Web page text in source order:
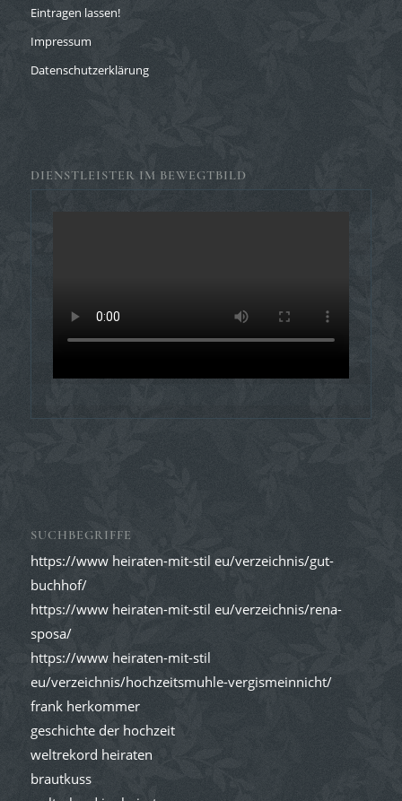
Eintragen lassen!
Impressum
Datenschutzerklärung
DIENSTLEISTER IM BEWEGTBILD
SUCHBEGRIFFE
https://www heiraten-mit-stil eu/verzeichnis/gut-
buchhof/
https://www heiraten-mit-stil eu/verzeichnis/rena-
sposa/
https://www heiraten-mit-stil
eu/verzeichnis/hochzeitsmuhle-vergismeinnicht/
frank herkommer
geschichte der hochzeit
weltrekord heiraten
brautkuss